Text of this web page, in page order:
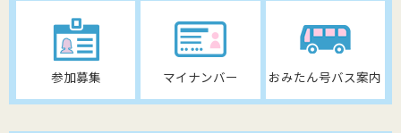
参加募集 マイナンバー おみたん号バス案内